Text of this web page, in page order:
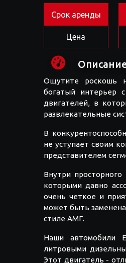
Срок аренды
Цена
Ощутите роскошь
богатый интерьер
двигателей, в
развлекательные
В
не уступает своим
представителем
Внутри
которыми давно
очень четкое и
может быть
стиле АМГ.
Наши автомобили
литровыми
Этот двигатель -